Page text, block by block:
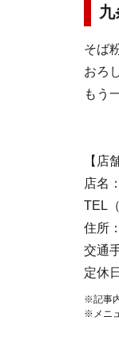
そば
おろ
もう
【店
店名：
TEL
住所
交通
定休
※記事
※メニ